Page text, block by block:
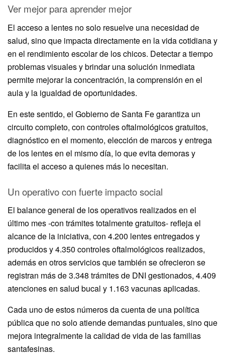
Ver mejor para aprender mejor
El acceso a lentes no solo resuelve una necesidad de
salud, sino que impacta directamente en la vida cotidiana y
en el rendimiento escolar de los chicos. Detectar a tiempo
problemas visuales y brindar una solución inmediata
permite mejorar la concentración, la comprensión en el
aula y la igualdad de oportunidades.
En este sentido, el Gobierno de Santa Fe garantiza un
circuito completo, con controles oftalmológicos gratuitos,
diagnóstico en el momento, elección de marcos y entrega
de los lentes en el mismo día, lo que evita demoras y
facilita el acceso a quienes más lo necesitan.
Un operativo con fuerte impacto social
El balance general de los operativos realizados en el
último mes -con trámites totalmente gratuitos- refleja el
alcance de la iniciativa, con 4.200 lentes entregados y
producidos y 4.350 controles oftalmológicos realizados,
además en otros servicios que también se ofrecieron se
registran más de 3.348 trámites de DNI gestionados, 4.409
atenciones en salud bucal y 1.163 vacunas aplicadas.
Cada uno de estos números da cuenta de una política
pública que no solo atiende demandas puntuales, sino que
mejora integralmente la calidad de vida de las familias
santafesinas.